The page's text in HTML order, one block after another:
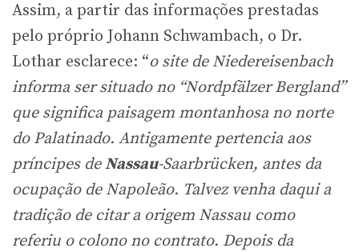
Assim, a partir das informações prestadas
pelo próprio Johann Schwambach, o Dr.
Lothar esclarece: “o site de Niedereisenbach
informa ser situado no “Nordpfälzer Bergland”
que significa paisagem montanhosa no norte
do Palatinado. Antigamente pertencia aos
príncipes deNassau-Saarbrücken, antes da
ocupação de Napoleão. Talvez venha daqui a
tradição de citar a origem Nassau como
referiu o colono no contrato. Depois da